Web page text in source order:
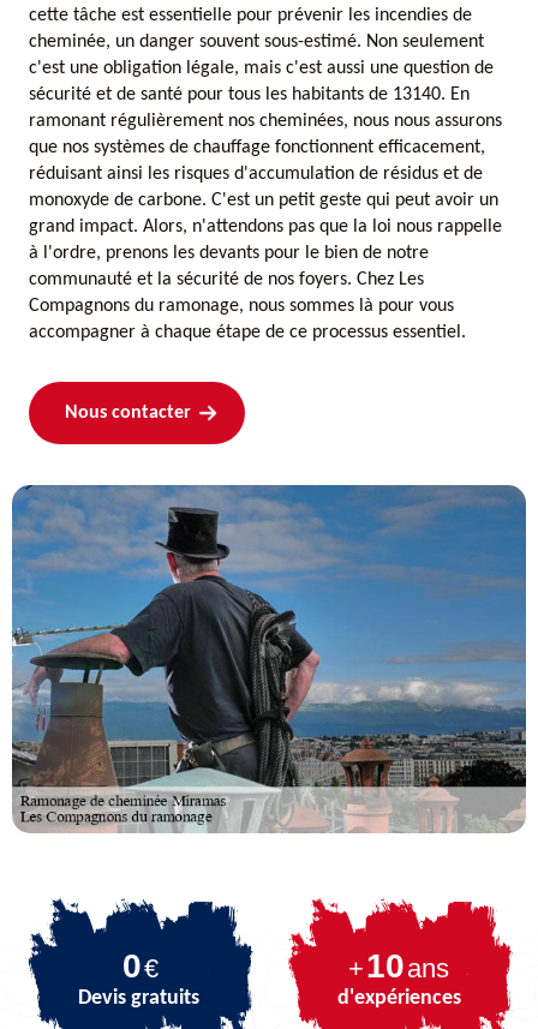
cette tâche est essentielle pour prévenir les incendies de
cheminée, un danger souvent sous-estimé. Non seulement
c'est une obligation légale, mais c'est aussi une question de
sécurité et de santé pour tous les habitants de 13140. En
ramonant régulièrement nos cheminées, nous nous assurons
que nos systèmes de chauffage fonctionnent efficacement,
réduisant ainsi les risques d'accumulation de résidus et de
monoxyde de carbone. C'est un petit geste qui peut avoir un
grand impact. Alors, n'attendons pas que la loi nous rappelle
à l'ordre, prenons les devants pour le bien de notre
communauté et la sécurité de nos foyers. Chez Les
Compagnons du ramonage, nous sommes là pour vous
accompagner à chaque étape de ce processus essentiel.
Nous contacter
0€
Devis gratuits
+10ans
d'expériences